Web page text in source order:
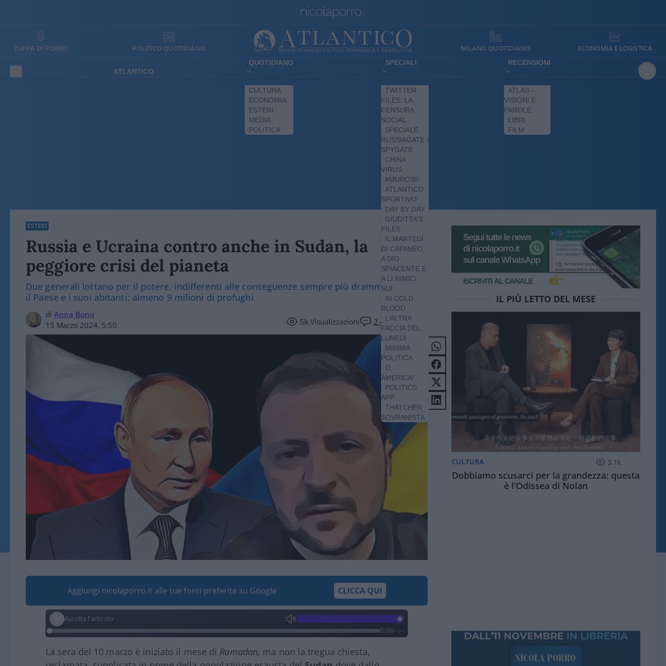
ZUPPA DI PORRO POLITICO QUOTIDIANO MILANO QUOTIDIANO ECONOMIA E LOGISTICA
ATLANTICO
QUOTIDIANO
CULTURA
ECONOMIA
ESTERI
MEDIA
POLITICA
SPECIALI
TWITTER
FILES: LA
CENSURA
SOCIAL
SPECIALE
RUSSIAGATE /
SPYGATE
CHINA
VIRUS
#MURO30
ATLANTICO
SPORTIVO
DAY BY DAY
GIUDITTA’S
FILES
IL MARTEDÌ
DI CAPANEO,
A DIO
SPIACENTE E
A LI NIMICI
SUI
IN COLD
BLOOD
L’ALTRA
FACCIA DEL
LUNEDÌ
MINIMA
POLITICA
O,
AMERICA!
POLITICS
APP
THATCHER
SOVRANISTA
RECENSIONI
ATLAS –
VISIONI E
PAROLE
LIBRI
FILM
ESTERI
Russia e Ucraina contro anche in Sudan, la
peggiore crisi del pianeta
Due generali lottano per il potere, indifferenti alle conseguenze sempre più drammatiche per
il Paese e i suoi abitanti: almeno 9 milioni di profughi
di Anna Bono
15 Marzo 2024, 5:50
5k Visualizzazioni 2 commenti
Aggiungi nicolaporro.it alle tue fonti preferite su Google CLICCA QUI
Ascolta l'articolo
0:00/--:--
La sera del 10 marzo è iniziato il mese di Ramadan, ma non la tregua chiesta,
IL PIÙ LETTO DEL MESE
CULTURA 3.1k
Dobbiamo scusarci per la grandezza: questa
è l'Odissea di Nolan